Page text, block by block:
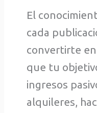
El
cada
convertirte
que tu
ingresos
alquileres,